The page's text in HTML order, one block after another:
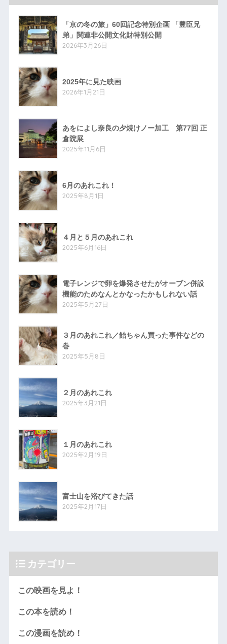
「京の冬の旅」60回記念特別企画 「豊臣兄
弟」関連非公開文化財特別公開
2026年3月26日
2025年に見た映画
2026年1月21日
あをによし奈良の夕焼けノー加工 第77回 正
倉院展
2025年11月6日
6月のあれこれ！
2025年8月1日
４月と５月のあれこれ
2025年6月16日
電子レンジで卵を爆発させたがオーブン併設
機能のためなんとかなったかもしれない話
2025年5月27日
３月のあれこれ／飴ちゃん買った事件などの
巻
2025年5月8日
２月のあれこれ
2025年3月21日
１月のあれこれ
2025年2月19日
富士山を浴びてきた話
2025年2月17日
カテゴリー
この映画を見よ！
この本を読め！
この漫画を読め！